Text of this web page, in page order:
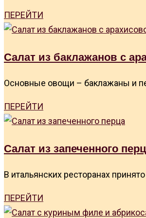
ПЕРЕЙТИ
Салат из баклажанов с
Основные овощи – баклажаны и
ПЕРЕЙТИ
Салат из запеченного
В итальянских ресторанах
ПЕРЕЙТИ